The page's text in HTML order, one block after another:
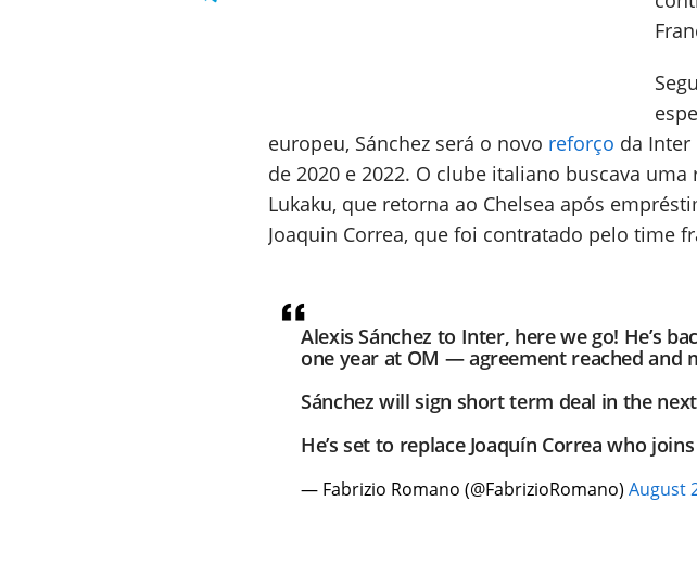
europeu, Sánchez será o novo reforço da Inter
de 2020 e 2022. O clube italiano buscava uma
Lukaku, que retorna ao Chelsea após
Joaquin Correa, que foi contratado pelo time
Alexis Sánchez to Inter, here we go! He’s
one year at OM — agreement reached
Sánchez will sign short term deal in the
He’s set to replace Joaquín Correa who
— Fabrizio Romano (@FabrizioRomano) August